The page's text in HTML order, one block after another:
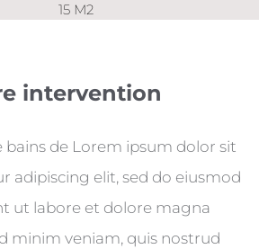
15 M2
intervention
bains de Lorem ipsum dolor sit
adipiscing elit, sed do eiusmod
ut labore et dolore magna
minim veniam, quis nostrud